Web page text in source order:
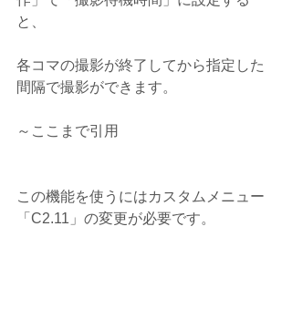
と、
各コマの撮影が終了してから指定した
間隔で撮影ができます。
～ここまで引用
この機能を使うにはカスタムメニュー
「C2.11」の変更が必要です。